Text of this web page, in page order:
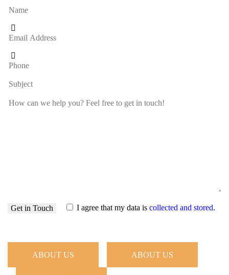
I agree that my data is collected and stored.
ABOUT US ABOUT US